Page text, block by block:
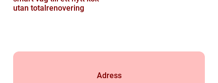
utan totalrenovering
Adress